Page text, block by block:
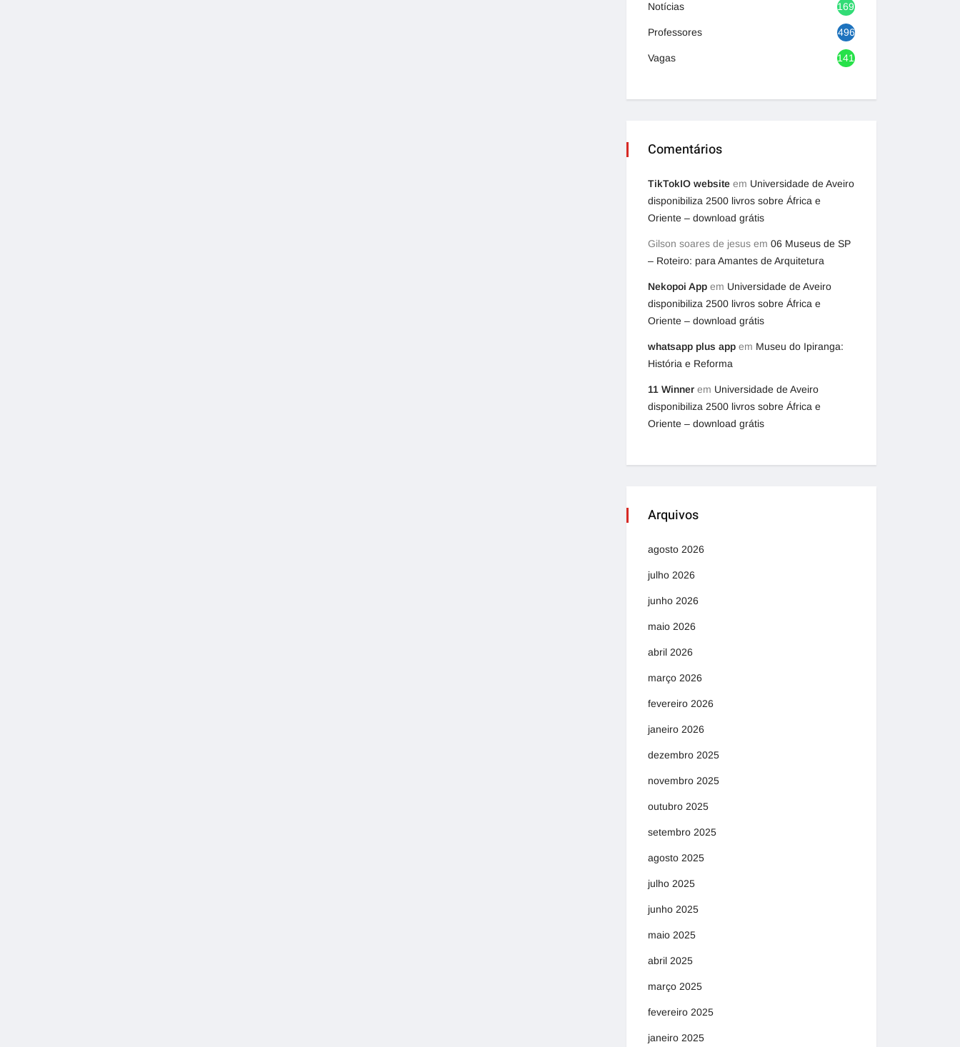
Notícias 1692
Professores 496
Vagas 1417
Comentários
TikTokIO website em Universidade de Aveiro
disponibiliza 2500 livros sobre África e
Oriente – download grátis
Gilson soares de jesus em 06 Museus de SP
– Roteiro: para Amantes de Arquitetura
Nekopoi App em Universidade de Aveiro
disponibiliza 2500 livros sobre África e
Oriente – download grátis
whatsapp plus app em Museu do Ipiranga:
História e Reforma
11 Winner em Universidade de Aveiro
disponibiliza 2500 livros sobre África e
Oriente – download grátis
Arquivos
agosto 2026
julho 2026
junho 2026
maio 2026
abril 2026
março 2026
fevereiro 2026
janeiro 2026
dezembro 2025
novembro 2025
outubro 2025
setembro 2025
agosto 2025
julho 2025
junho 2025
maio 2025
abril 2025
março 2025
fevereiro 2025
janeiro 2025